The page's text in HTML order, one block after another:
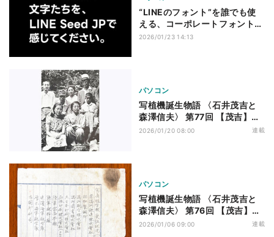
“LINEのフォント”を誰でも使
える、コーポレートフォントが
Google Fontsに登場
2026/01/23 14:13
パソコン
写植機誕生物語 〈石井茂吉と
森澤信夫〉 第77回 【茂吉】荷
馬車で引っ越し
2026/01/20 08:00 連載
パソコン
写植機誕生物語 〈石井茂吉と
森澤信夫〉 第76回 【茂吉】減
る人員、進まぬ製造
2026/01/06 09:00 連載